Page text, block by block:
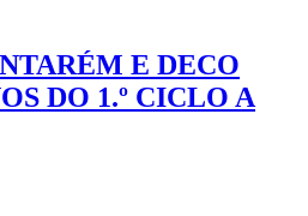
E DECO
DO 1.º CICLO A